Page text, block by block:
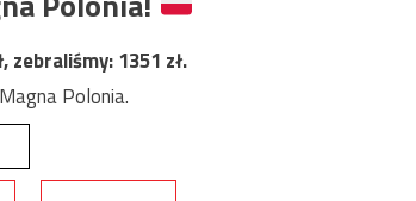
zebraliśmy:1351 zł.
Polonia.